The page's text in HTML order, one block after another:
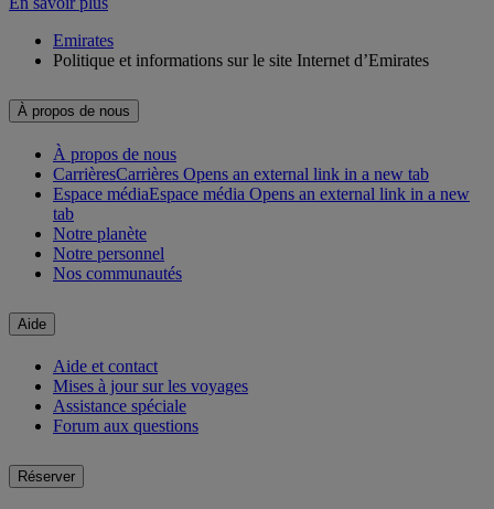
Emirates
Politique et informations sur le site Internet d’Emirates
À propos de nous
À propos de nous
CarrièresCarrières Opens an external link in a new tab
Espace médiaEspace média Opens an external link in a new
tab
Notre planète
Notre personnel
Nos communautés
Aide
Aide et contact
Mises à jour sur les voyages
Assistance spéciale
Forum aux questions
Réserver